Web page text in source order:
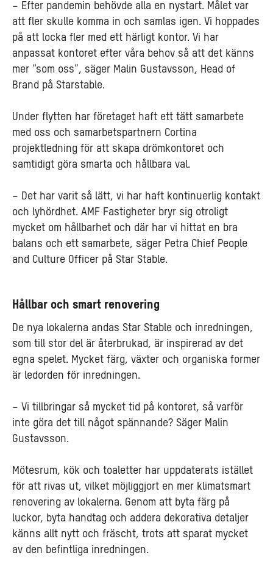
– Efter pandemin behövde alla en nystart. Målet var
att fler skulle komma in och samlas igen. Vi hoppades
på att locka fler med ett härligt kontor. Vi har
anpassat kontoret efter våra behov så att det känns
mer “som oss”, säger Malin Gustavsson, Head of
Brand på Starstable.
Under flytten har företaget haft ett tätt samarbete
med oss och samarbetspartnern Cortina
projektledning för att skapa drömkontoret och
samtidigt göra smarta och hållbara val.
– Det har varit så lätt, vi har haft kontinuerlig kontakt
och lyhördhet. AMF Fastigheter bryr sig otroligt
mycket om hållbarhet och där har vi hittat en bra
balans och ett samarbete, säger Petra Chief People
and Culture Officer på Star Stable.
Hållbar och smart renovering
De nya lokalerna andas Star Stable och inredningen,
som till stor del är återbrukad, är inspirerad av det
egna spelet. Mycket färg, växter och organiska former
är ledorden för inredningen.
– Vi tillbringar så mycket tid på kontoret, så varför
inte göra det till något spännande? Säger Malin
Gustavsson.
Mötesrum, kök och toaletter har uppdaterats istället
för att rivas ut, vilket möjliggjort en mer klimatsmart
renovering av lokalerna. Genom att byta färg på
luckor, byta handtag och addera dekorativa detaljer
känns allt nytt och fräscht, trots att sparat mycket
av den befintliga inredningen.